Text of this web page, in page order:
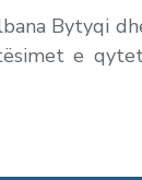
Bytyqi
e